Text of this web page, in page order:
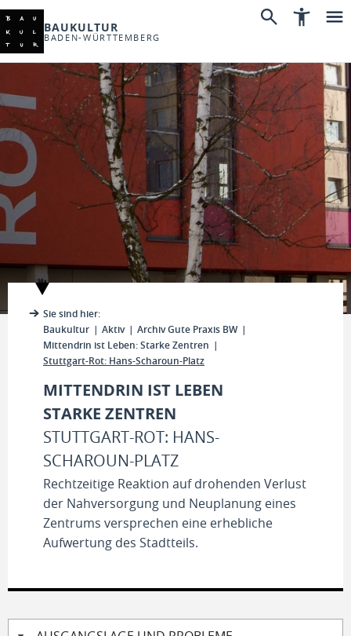
BAUKULTUR
BADEN-WÜRTTEMBERG
Sie sind hier:
Baukultur
Aktiv
Archiv Gute Praxis BW
Mittendrin ist Leben: Starke Zentren
Stuttgart-Rot: Hans-Scharoun-Platz
MITTENDRIN IST LEBEN
STARKE ZENTREN
STUTTGART-ROT: HANS-
SCHAROUN-PLATZ
Rechtzeitige Reaktion auf drohenden Verlust
der Nahversorgung und Neuplanung eines
Zentrums versprechen eine erhebliche
Aufwertung des Stadtteils.